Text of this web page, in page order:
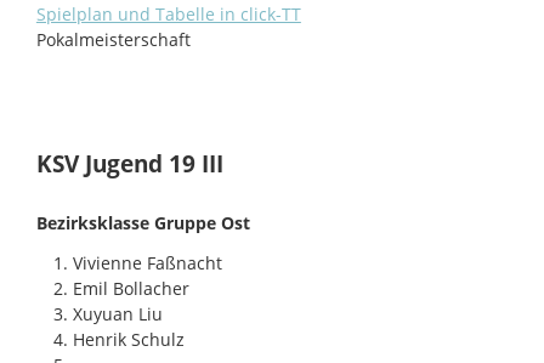
Spielplan und Tabelle in click-TT
Pokalmeisterschaft
KSV Jugend 19 III
Bezirksklasse Gruppe Ost
Vivienne Faßnacht
Emil Bollacher
Xuyuan Liu
Henrik Schulz